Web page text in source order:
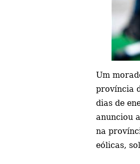
Um
província
dias de
anunciou
na
eólicas,